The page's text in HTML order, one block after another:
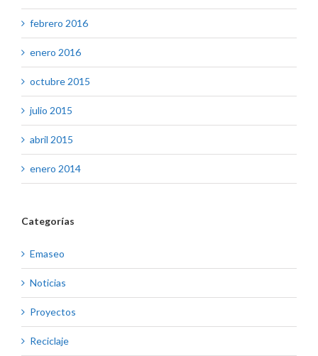
febrero 2016
enero 2016
octubre 2015
julio 2015
abril 2015
enero 2014
Categorías
Emaseo
Noticias
Proyectos
Reciclaje